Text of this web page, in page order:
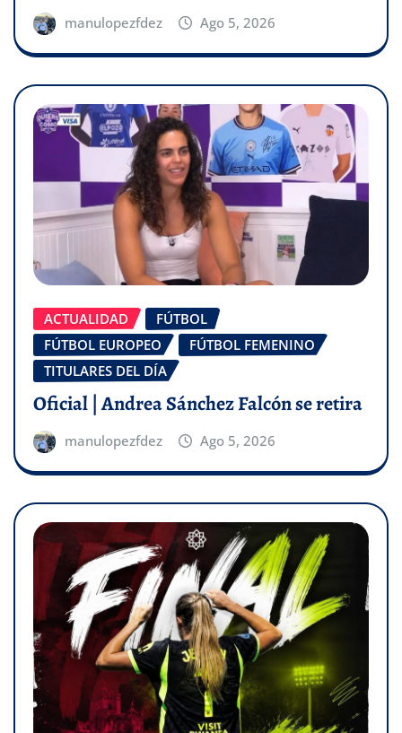
manulopezfdez Ago 5, 2026
ACTUALIDAD
FÚTBOL
FÚTBOL EUROPEO
FÚTBOL FEMENINO
TITULARES DEL DÍA
Oficial | Andrea Sánchez Falcón se retira
manulopezfdez Ago 5, 2026